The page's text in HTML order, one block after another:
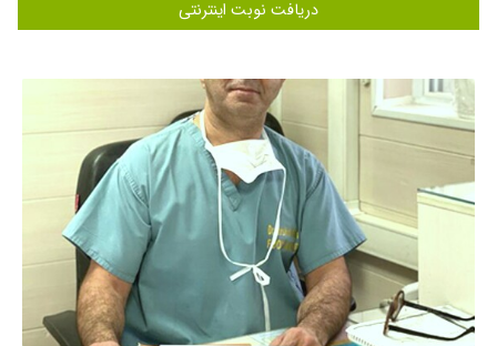
جراحی انگشت پا
سلامت باشند️️
خوب بود
دکتر فوق العاده ۱۴۰۰/۰۶/۱۸
با عرض سلام بنده مشگل پیچیدگی مچ پا داشتم
آقای دکتر مالکی بسیار خوش اخلاق و کار بلد هستند
۱۴۰۴/۰۱/۱۷
خیلی خوب
خیلی خوب ۱۴۰۴/۰۷/۱۳
دریافت نوبت اینترنتی